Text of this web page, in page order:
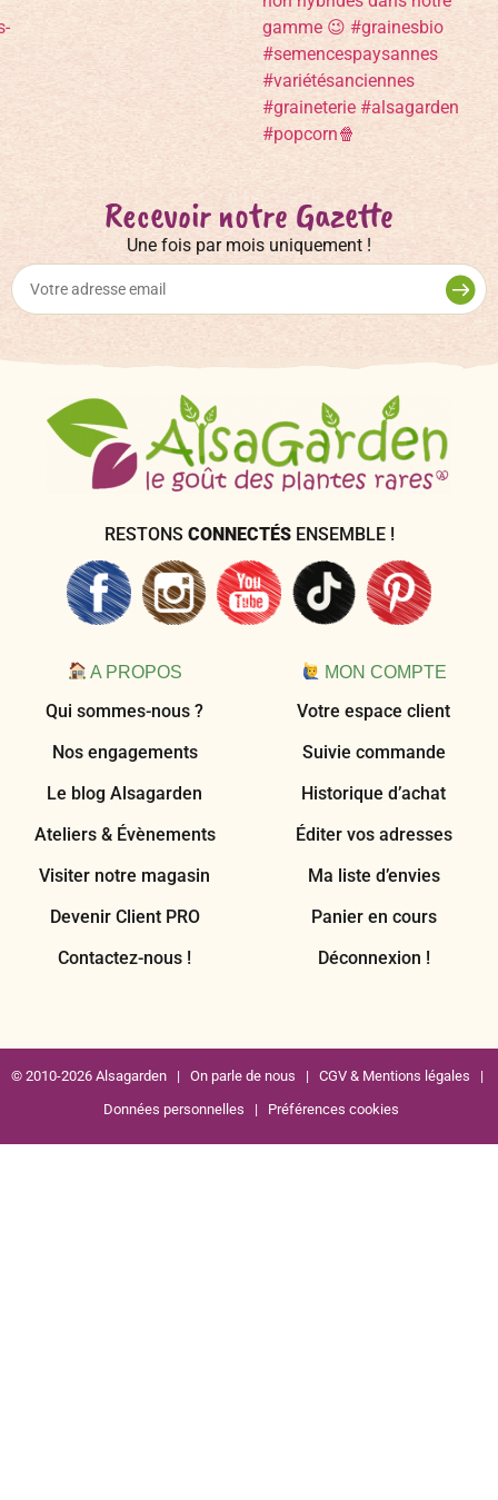
Recevoir notre Gazette
Une fois par mois uniquement !
RESTONS CONNECTÉS ENSEMBLE !
A PROPOS
Qui sommes-nous ?
Nos engagements
Le blog Alsagarden
Ateliers & Évènements
Visiter notre magasin
Devenir Client PRO
Contactez-nous !
MON COMPTE
Votre espace client
Suivie commande
Historique d’achat
Éditer vos adresses
Ma liste d’envies
Panier en cours
Déconnexion !
© 2010-2026 Alsagarden | On parle de nous | CGV & Mentions légales |
Données personnelles | Préférences cookies